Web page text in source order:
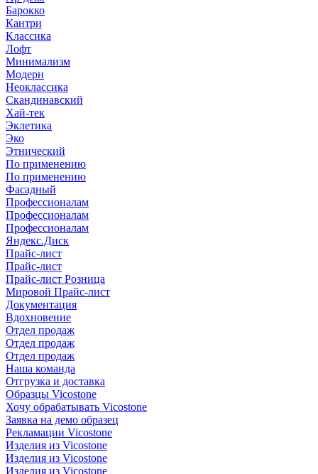
Барокко
Кантри
Классика
Лофт
Минимализм
Модерн
Неоклассика
Скандинавский
Хай-тек
Эклетика
Эко
Этнический
По применению
По применению
Фасадный
Профессионалам
Профессионалам
Профессионалам
Яндекс.Диск
Прайс-лист
Прайс-лист
Прайс-лист Розница
Мировой Прайс-лист
Документация
Вдохновение
Отдел продаж
Отдел продаж
Отдел продаж
Наша команда
Отгрузка и доставка
Образцы Vicostone
Хочу обрабатывать Vicostone
Заявка на демо образец
Рекламации Vicostone
Изделия из Vicostone
Изделия из Vicostone
Изделия из Vicostone